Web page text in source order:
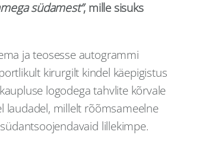
südamest”, mille sisuks
ja teosesse autogrammi
kirurgilt kindel käepigistus
logodega tahvlite kõrvale
laudadel, millelt rõõmsameelne
lillekimpe.